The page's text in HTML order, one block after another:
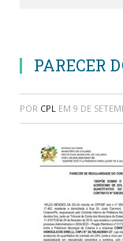
PARECER
POR CPL EM 9 DE